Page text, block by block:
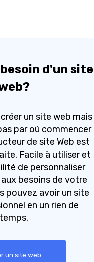
d'un site
un site web mais
par où commencer
de site Web est
Facile à utiliser et
de personnaliser
besoins de votre
pouvez avoir un site
en un rien de
temps.
un site web